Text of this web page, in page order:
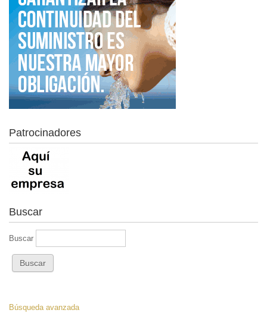
Patrocinadores
Buscar
Buscar
Búsqueda avanzada